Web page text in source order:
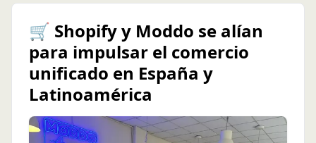
🛒 Shopify y Moddo se alían
para impulsar el comercio
unificado en España y
Latinoamérica